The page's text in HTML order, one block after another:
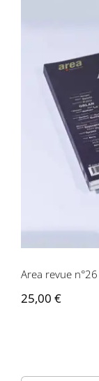
Area
Area revue
25,00 €